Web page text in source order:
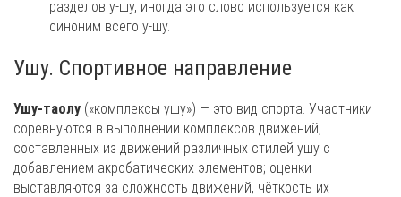
разделов у-шу, иногда это слово используется как
синоним всего у-шу.
Ушу. Спортивное направление
Ушу-таолу («комплексы ушу») — это вид спорта. Участники
соревнуются в выполнении комплексов движений,
составленных из движений различных стилей ушу с
добавлением акробатических элементов; оценки
выставляются за сложность движений, чёткость их